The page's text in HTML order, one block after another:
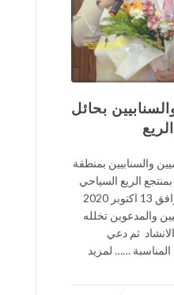
بحائل
والسنابيين بمنطقة
الريع السياحي
بحائل مساء الاثنين 26 صفر 1442 الموافق 13 اكتوبر 2020
والمدعوين تخلله
ثم دعي
…… لمزيد